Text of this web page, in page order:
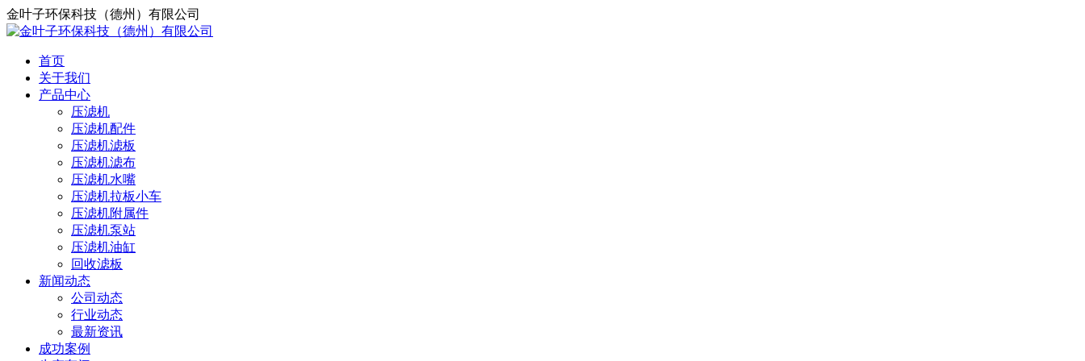
金叶子环保科技（德州）有限公司
首页
关于我们
产品中心
压滤机
压滤机配件
压滤机滤板
压滤机滤布
压滤机水嘴
压滤机拉板小车
压滤机附属件
压滤机泵站
压滤机油缸
回收滤板
新闻动态
公司动态
行业动态
最新资讯
成功案例